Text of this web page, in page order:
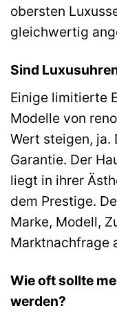
obersten
gleichwertig
Sind
Einige limitierte
Modelle von
Wert steigen, ja.
Garantie. Der
liegt in ihrer
dem Prestige.
Marke, Modell,
Marktnachfrage
Wie oft sollte
werden?